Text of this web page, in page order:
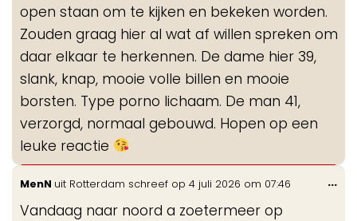
open staan om te kijken en bekeken worden.
Zouden graag hier al wat af willen spreken om
daar elkaar te herkennen. De dame hier 39,
slank, knap, mooie volle billen en mooie
borsten. Type porno lichaam. De man 41,
verzorgd, normaal gebouwd. Hopen op een
leuke reactie
MenN uit Rotterdam schreef op 4 juli 2026 om 07:46
Vandaag naar noord a zoetermeer op
...